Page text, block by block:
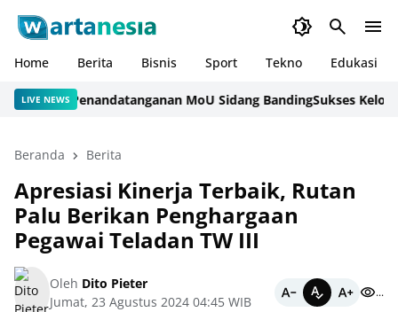
Home Berita Bisnis Sport Tekno Edukasi
LIVE NEWS
Penandatanganan MoU Sidang BandingSukses Kelola
Beranda Berita
Apresiasi Kinerja Terbaik, Rutan
Palu Berikan Penghargaan
Pegawai Teladan TW III
Oleh Dito Pieter
Jumat, 23 Agustus 2024 04:45 WIB
...